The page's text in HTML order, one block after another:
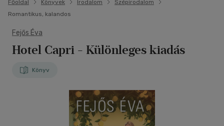
Főoldal Könyvek Irodalom
Szépirodalom
Romantikus, kalandos
Fejős Éva
Hotel Capri - Különleges kiadás
Könyv